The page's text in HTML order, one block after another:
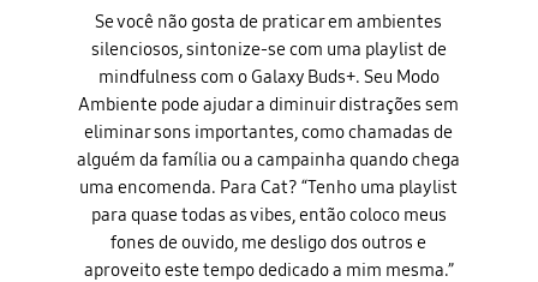
Se você não gosta de praticar em ambientes
silenciosos, sintonize-se com uma playlist de
mindfulness com o Galaxy Buds+. Seu Modo
Ambiente pode ajudar a diminuir distrações sem
eliminar sons importantes, como chamadas de
alguém da família ou a campainha quando chega
uma encomenda. Para Cat? “Tenho uma playlist
para quase todas as vibes, então coloco meus
fones de ouvido, me desligo dos outros e
aproveito este tempo dedicado a mim mesma.”